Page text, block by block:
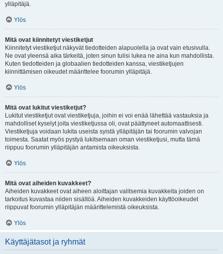
ylläpitäjä.
Ylös
Mitä ovat kiinnitetyt viestiketjut
Kiinnitetyt viestiketjut näkyvät tiedotteiden alapuolella ja ovat vain etusivulla.
Ne ovat yleensä aika tärkeitä, joten sinun tulisi lukea ne aina kun mahdollista.
Kuten tiedotteiden ja globaalien tiedotteiden kanssa, viestiketjujen
kiinnittämisen oikeudet määrittelee foorumin ylläpitäjä.
Ylös
Mitä ovat lukitut viestiketjut?
Lukitut viestiketjut ovat viestiketjuja, joihin ei voi enää lähettää vastauksia ja
mahdolliset kyselyt joita viestiketjussa oli, ovat päättyneet automaattisesti.
Viestiketjuja voidaan lukita useista syistä ylläpitäjän tai foorumin valvojan
toimesta. Saatat myös pystyä lukitsemaan oman viestiketjusi, mutta tämä
riippuu foorumin ylläpitäjän antamista oikeuksista.
Ylös
Mitä ovat aiheiden kuvakkeet?
Aiheiden kuvakkeet ovat aiheen aloittajan valitsemia kuvakkeita joiden on
tarkoitus kuvastaa niiden sisältöä. Aiheiden kuvakkeiden käyttöoikeudet
riippuvat foorumin ylläpitäjän määrittelemistä oikeuksista.
Ylös
Käyttäjätasot ja ryhmät